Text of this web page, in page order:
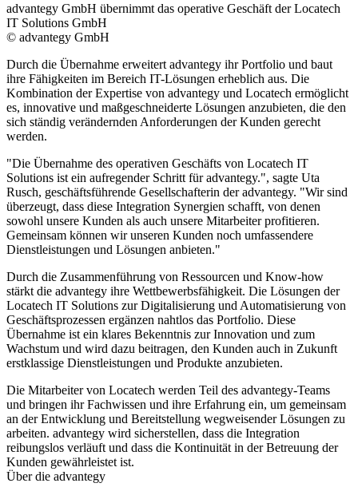
advantegy GmbH übernimmt das operative Geschäft der Locatech
IT Solutions GmbH
© advantegy GmbH
Durch die Übernahme erweitert advantegy ihr Portfolio und baut
ihre Fähigkeiten im Bereich IT-Lösungen erheblich aus. Die
Kombination der Expertise von advantegy und Locatech ermöglicht
es, innovative und maßgeschneiderte Lösungen anzubieten, die den
sich ständig verändernden Anforderungen der Kunden gerecht
werden.
"Die Übernahme des operativen Geschäfts von Locatech IT
Solutions ist ein aufregender Schritt für advantegy.", sagte Uta
Rusch, geschäftsführende Gesellschafterin der advantegy. "Wir sind
überzeugt, dass diese Integration Synergien schafft, von denen
sowohl unsere Kunden als auch unsere Mitarbeiter profitieren.
Gemeinsam können wir unseren Kunden noch umfassendere
Dienstleistungen und Lösungen anbieten."
Durch die Zusammenführung von Ressourcen und Know-how
stärkt die advantegy ihre Wettbewerbsfähigkeit. Die Lösungen der
Locatech IT Solutions zur Digitalisierung und Automatisierung von
Geschäftsprozessen ergänzen nahtlos das Portfolio. Diese
Übernahme ist ein klares Bekenntnis zur Innovation und zum
Wachstum und wird dazu beitragen, den Kunden auch in Zukunft
erstklassige Dienstleistungen und Produkte anzubieten.
Die Mitarbeiter von Locatech werden Teil des advantegy-Teams
und bringen ihr Fachwissen und ihre Erfahrung ein, um gemeinsam
an der Entwicklung und Bereitstellung wegweisender Lösungen zu
arbeiten. advantegy wird sicherstellen, dass die Integration
reibungslos verläuft und dass die Kontinuität in der Betreuung der
Kunden gewährleistet ist.
Über die advantegy